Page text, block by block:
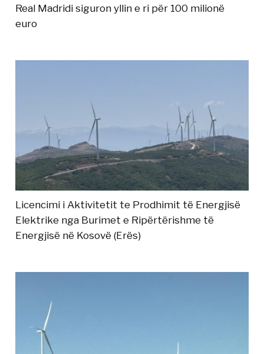
Real Madridi siguron yllin e ri për 100 milionë
euro
Licencimi i Aktivitetit te Prodhimit të Energjisë
Elektrike nga Burimet e Ripërtërishme të
Energjisë në Kosovë (Erës)